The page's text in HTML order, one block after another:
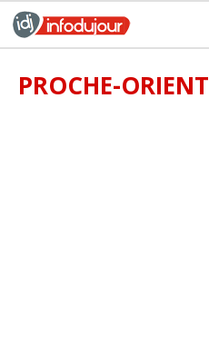
Aller
au
PROCHE-ORIENT